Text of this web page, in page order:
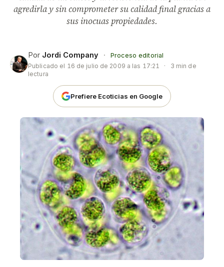
agredirla y sin comprometer su calidad final gracias a
sus inocuas propiedades.
Por Jordi Company ·
Proceso editorial
Publicado el 16 de julio de 2009 a las 17:21 ·
3 min de
lectura
Prefiere Ecoticias en Google